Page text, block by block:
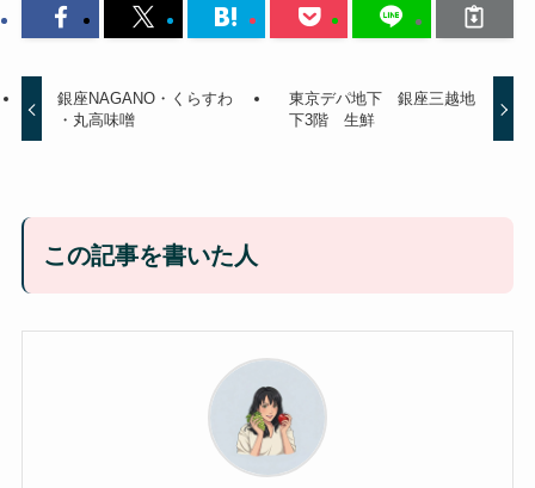
銀座NAGANO・くらすわ
・丸高味噌
東京デパ地下 銀座三越地
下3階 生鮮
この記事を書いた人